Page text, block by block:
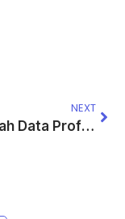
NEXT
Cara Ubah Data Profil PDDIKTI & Solusi Jasa Ijazah Resmi 2026